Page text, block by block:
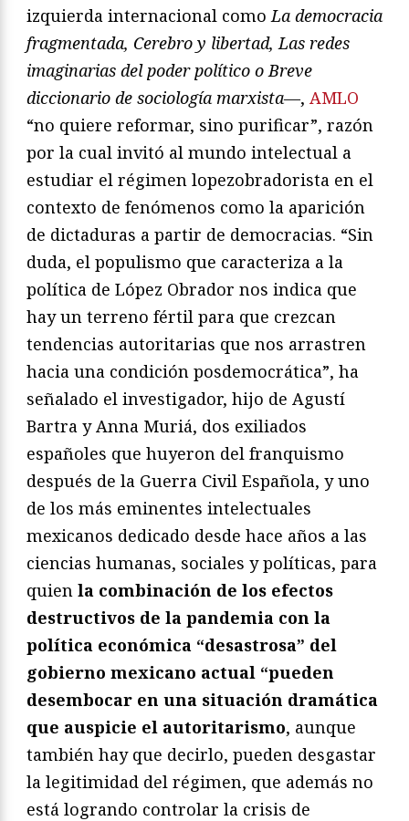
izquierda internacional como La democracia
fragmentada, Cerebro y libertad, Las redes
imaginarias del poder político o Breve
diccionario de sociología marxista—, AMLO
“no quiere reformar, sino purificar”, razón
por la cual invitó al mundo intelectual a
estudiar el régimen lopezobradorista en el
contexto de fenómenos como la aparición
de dictaduras a partir de democracias. “Sin
duda, el populismo que caracteriza a la
política de López Obrador nos indica que
hay un terreno fértil para que crezcan
tendencias autoritarias que nos arrastren
hacia una condición posdemocrática”, ha
señalado el investigador, hijo de Agustí
Bartra y Anna Muriá, dos exiliados
españoles que huyeron del franquismo
después de la Guerra Civil Española, y uno
de los más eminentes intelectuales
mexicanos dedicado desde hace años a las
ciencias humanas, sociales y políticas, para
quien la combinación de los efectos
destructivos de la pandemia con la
política económica “desastrosa” del
gobierno mexicano actual “pueden
desembocar en una situación dramática
que auspicie el autoritarismo, aunque
también hay que decirlo, pueden desgastar
la legitimidad del régimen, que además no
está logrando controlar la crisis de